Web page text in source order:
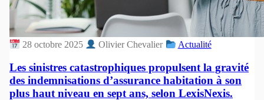
28 octobre 2025 Olivier Chevalier Actualité
Les sinistres catastrophiques propulsent la gravité
des indemnisations d’assurance habitation à son
plus haut niveau en sept ans, selon LexisNexis.